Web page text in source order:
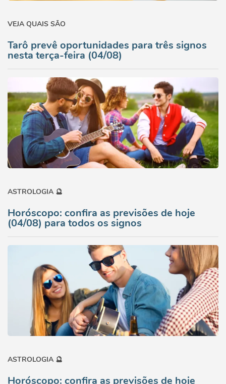
VEJA QUAIS SÃO
Tarô prevê oportunidades para três signos
nesta terça-feira (04/08)
ASTROLOGIA 🔮
Horóscopo: confira as previsões de hoje
(04/08) para todos os signos
ASTROLOGIA 🔮
Horóscopo: confira as previsões de hoje